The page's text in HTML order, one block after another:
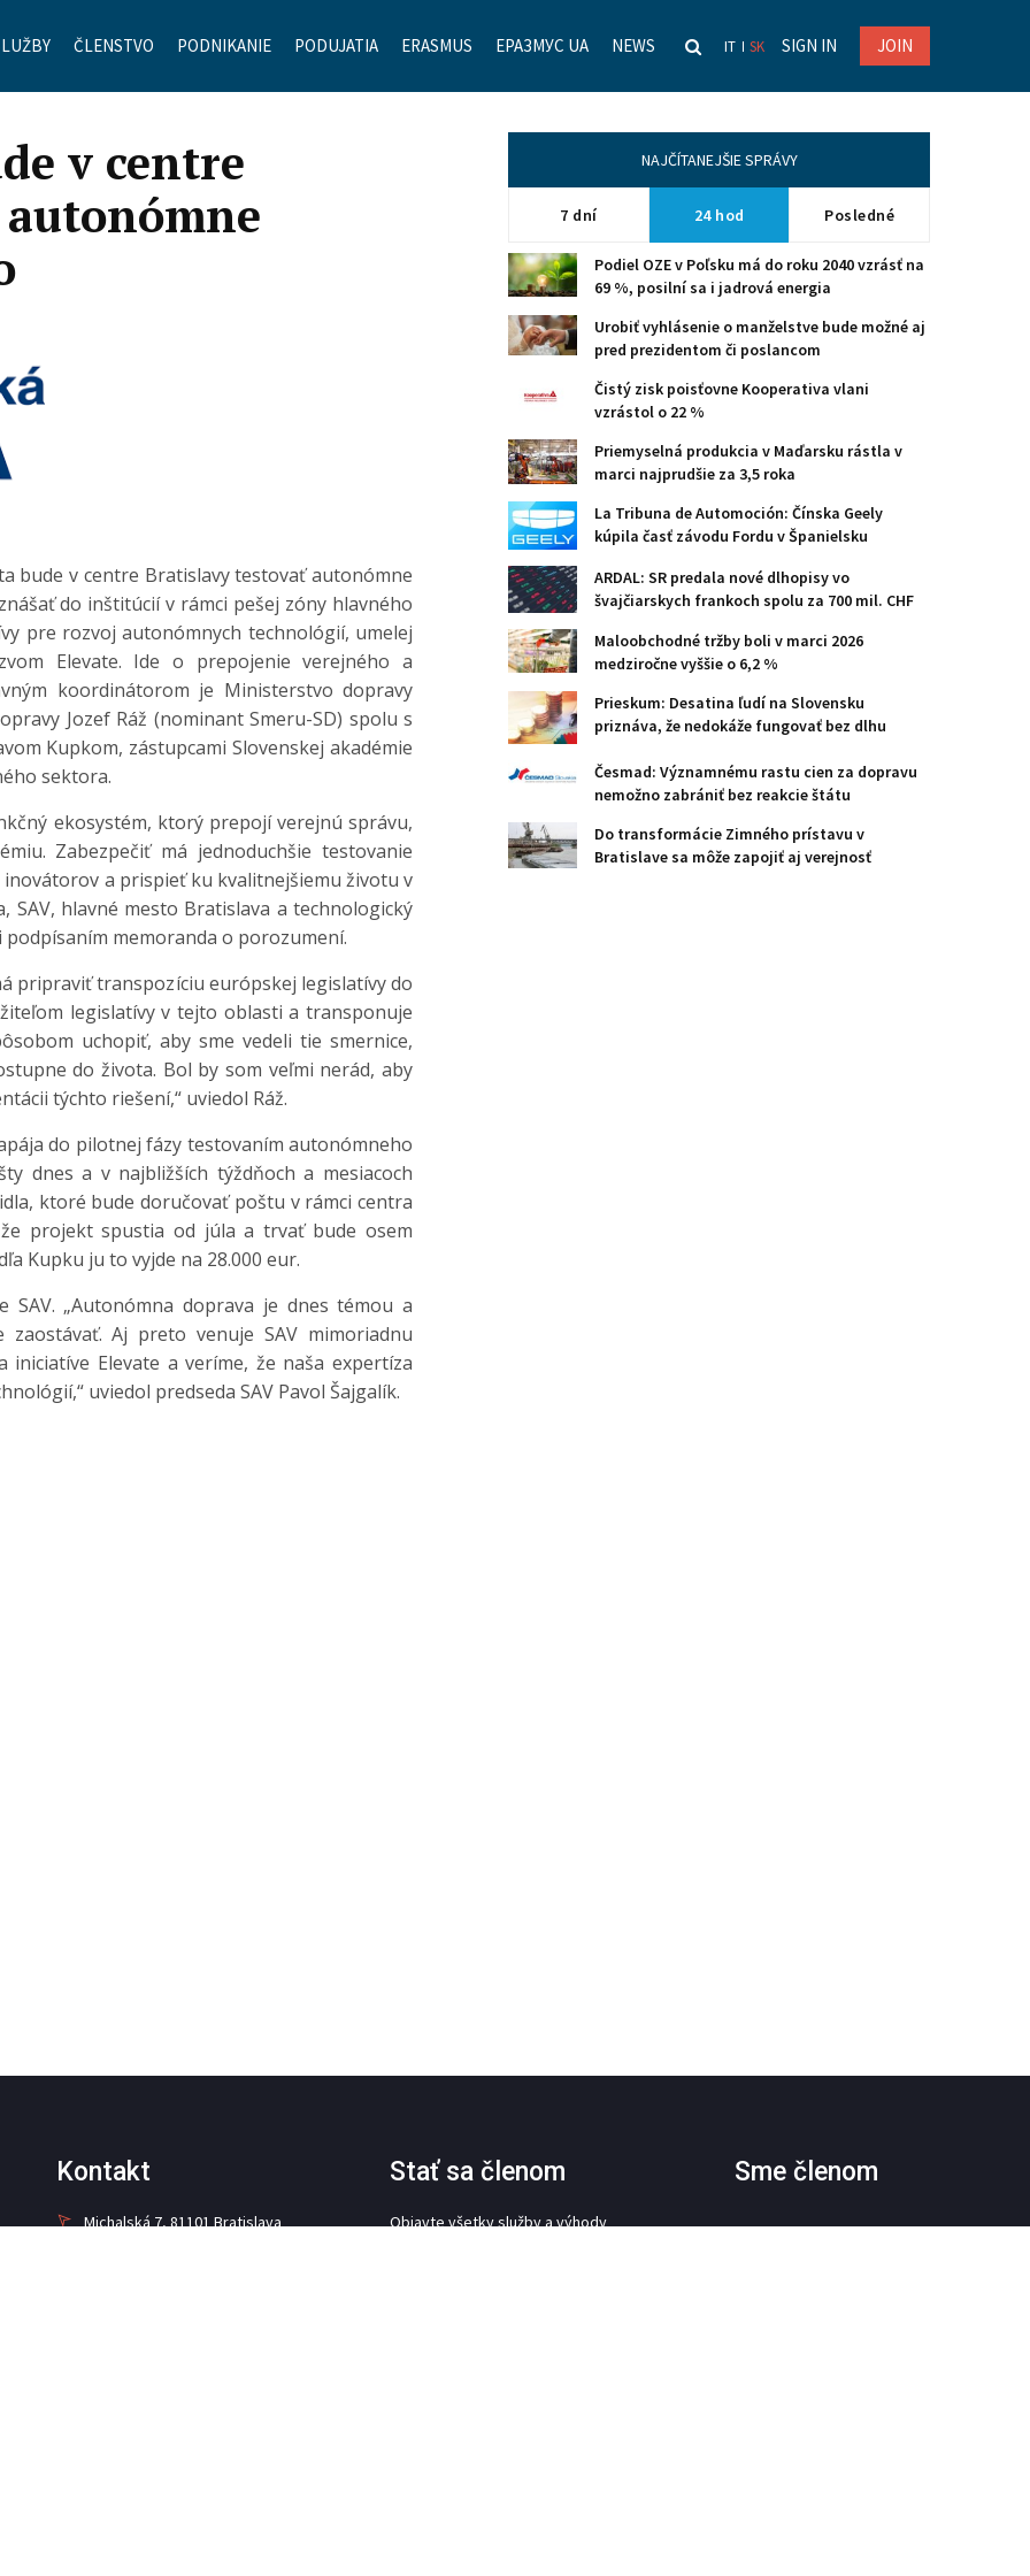
ČLENSTVO PODNIKANIE PODUJATIA ERASMUS ЕРАЗМУС UA NEWS IT SK SIGN IN JOIN
v centre
v centre Bratislavy testovať autonómne
do inštitúcií v rámci pešej zóny hlavného
pre rozvoj autonómnych technológií, umelej
Elevate. Ide o prepojenie verejného a
koordinátorom je Ministerstvo dopravy
Jozef Ráž (nominant Smeru-SD) spolu s
Kupkom, zástupcami Slovenskej akadémie
sektora.
ekosystém, ktorý prepojí verejnú správu,
Zabezpečiť má jednoduchšie testovanie
a prispieť ku kvalitnejšiemu životu v
SAV, hlavné mesto Bratislava a technologický
memoranda o porozumení.
transpozíciu európskej legislatívy do
legislatívy v tejto oblasti a transponuje
uchopiť, aby sme vedeli tie smernice,
do života. Bol by som veľmi nerád, aby
týchto riešení,“ uviedol Ráž.
do pilotnej fázy testovaním autonómneho
dnes a v najbližších týždňoch a mesiacoch
ktoré bude doručovať poštu v rámci centra
projekt spustia od júla a trvať bude osem
Kupku ju to vyjde na 28.000 eur.
„Autonómna doprava je dnes témou a
zaostávať. Aj preto venuje SAV mimoriadnu
Elevate a veríme, že naša expertíza
uviedol predseda SAV Pavol Šajgalík.
NAJČÍTANEJŠIE SPRÁVY
7 dní 24 hod Posledné
Podiel OZE v Poľsku má do roku 2040 vzrásť na
69 %, posilní sa i jadrová energia
Urobiť vyhlásenie o manželstve bude možné aj
pred prezidentom či poslancom
Čistý zisk poisťovne Kooperativa vlani
vzrástol o 22 %
Priemyselná produkcia v Maďarsku rástla v
marci najprudšie za 3,5 roka
La Tribuna de Automoción: Čínska Geely
kúpila časť závodu Fordu v Španielsku
ARDAL: SR predala nové dlhopisy vo
švajčiarskych frankoch spolu za 700 mil. CHF
Maloobchodné tržby boli v marci 2026
medziročne vyššie o 6,2 %
Prieskum: Desatina ľudí na Slovensku
priznáva, že nedokáže fungovať bez dlhu
Česmad: Významnému rastu cien za dopravu
nemožno zabrániť bez reakcie štátu
Do transformácie Zimného prístavu v
Bratislave sa môže zapojiť aj verejnosť
Kontakt
Michalská 7, 81101 Bratislava
Stať sa členom
Objavte všetky služby a výhody
Sme členom